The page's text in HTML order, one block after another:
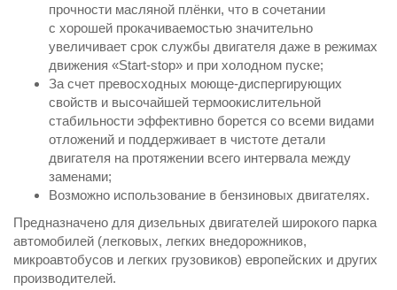
прочности масляной плёнки, что в сочетании
с хорошей прокачиваемостью значительно
увеличивает срок службы двигателя даже в режимах
движения «Start-stop» и при холодном пуске;
За счет превосходных моюще-диспергирующих
свойств и высочайшей термоокислительной
стабильности эффективно борется со всеми видами
отложений и поддерживает в чистоте детали
двигателя на протяжении всего интервала между
заменами;
Возможно использование в бензиновых двигателях.
Предназначено для дизельных двигателей широкого парка
автомобилей (легковых, легких внедорожников,
микроавтобусов и легких грузовиков) европейских и других
производителей.